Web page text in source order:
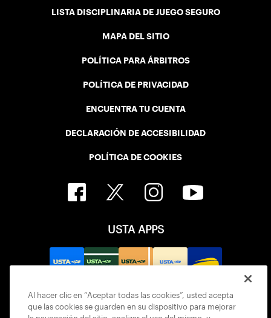
LISTA DISCIPLINARIA DE JUEGO SEGURO
MAPA DEL SITIO
POLÍTICA PARA ÁRBITROS
POLÍTICA DE PRIVACIDAD
ENCUENTRA TU CUENTA
DECLARACIÓN DE ACCESIBILIDAD
POLÍTICA DE COOKIES
USTA APPS
Al hacer clic en “Aceptar todas las cookies”, usted acepta
que las cookies se guarden en su dispositivo para mejorar